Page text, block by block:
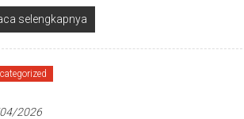
selengkapnya
2026